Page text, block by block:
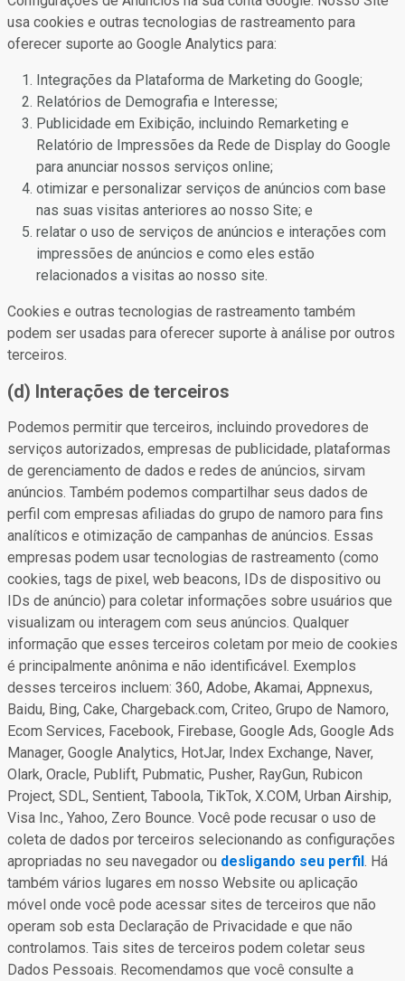
usa cookies e outras tecnologias de rastreamento para
oferecer suporte ao Google Analytics para:
Integrações da Plataforma de Marketing do Google;
Relatórios de Demografia e Interesse;
Publicidade em Exibição, incluindo Remarketing e
Relatório de Impressões da Rede de Display do Google
para anunciar nossos serviços online;
otimizar e personalizar serviços de anúncios com base
nas suas visitas anteriores ao nosso Site; e
relatar o uso de serviços de anúncios e interações com
impressões de anúncios e como eles estão
relacionados a visitas ao nosso site.
Cookies e outras tecnologias de rastreamento também
podem ser usadas para oferecer suporte à análise por outros
terceiros.
(d) Interações de terceiros
Podemos permitir que terceiros, incluindo provedores de
serviços autorizados, empresas de publicidade, plataformas
de gerenciamento de dados e redes de anúncios, sirvam
anúncios. Também podemos compartilhar seus dados de
perfil com empresas afiliadas do grupo de namoro para fins
analíticos e otimização de campanhas de anúncios. Essas
empresas podem usar tecnologias de rastreamento (como
cookies, tags de pixel, web beacons, IDs de dispositivo ou
IDs de anúncio) para coletar informações sobre usuários que
visualizam ou interagem com seus anúncios. Qualquer
informação que esses terceiros coletam por meio de cookies
é principalmente anônima e não identificável. Exemplos
desses terceiros incluem: 360, Adobe, Akamai, Appnexus,
Baidu, Bing, Cake, Chargeback.com, Criteo, Grupo de Namoro,
Ecom Services, Facebook, Firebase, Google Ads, Google Ads
Manager, Google Analytics, HotJar, Index Exchange, Naver,
Olark, Oracle, Publift, Pubmatic, Pusher, RayGun, Rubicon
Project, SDL, Sentient, Taboola, TikTok, X.COM, Urban Airship,
Visa Inc., Yahoo, Zero Bounce. Você pode recusar o uso de
coleta de dados por terceiros selecionando as configurações
apropriadas no seu navegador ou desligando seu perfil. Há
também vários lugares em nosso Website ou aplicação
móvel onde você pode acessar sites de terceiros que não
operam sob esta Declaração de Privacidade e que não
controlamos. Tais sites de terceiros podem coletar seus
Dados Pessoais. Recomendamos que você consulte a